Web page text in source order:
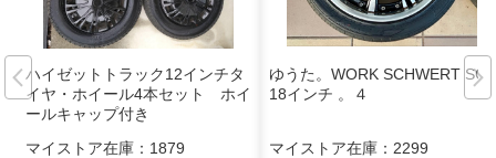
ハイゼットトラック12インチタ
イヤ・ホイール4本セット ホイ
ールキャップ付き
マイストア在庫： 1879
ゆうた。WORK SCHWERT SC4
18インチ 。４
マイストア在庫： 2299